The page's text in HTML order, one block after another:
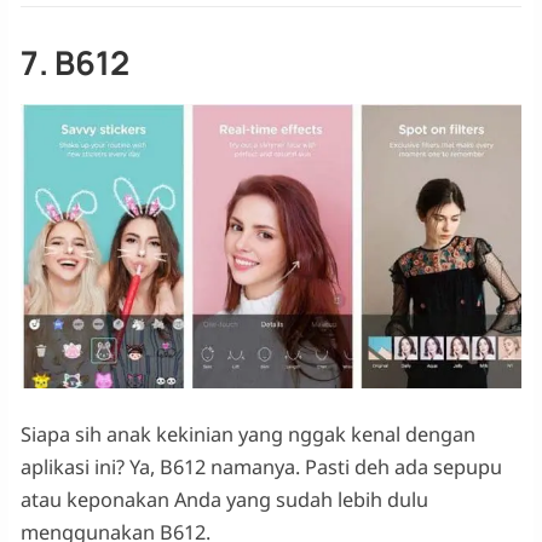
7. B612
Siapa sih anak kekinian yang nggak kenal dengan
aplikasi ini? Ya, B612 namanya. Pasti deh ada sepupu
atau keponakan Anda yang sudah lebih dulu
menggunakan B612.